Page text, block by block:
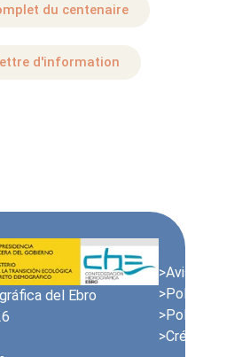
du centenaire
d'information
del Ebro
>Avis
>Politique
>Politique
>Crédits